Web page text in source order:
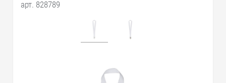
арт. 828789